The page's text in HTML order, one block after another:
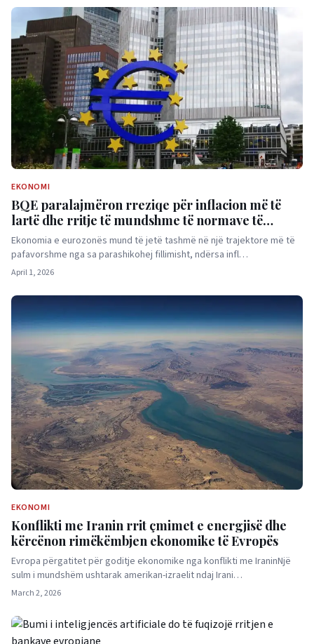
EKONOMI
BQE paralajmëron rreziqe për inflacion më të
lartë dhe rritje të mundshme të normave të
interesit
Ekonomia e eurozonës mund të jetë tashmë në një trajektore më të
pafavorshme nga sa parashikohej fillimisht, ndërsa infl…
April 1, 2026
EKONOMI
Konflikti me Iranin rrit çmimet e energjisë dhe
kërcënon rimëkëmbjen ekonomike të Evropës
Evropa përgatitet për goditje ekonomike nga konflikti me IraninNjë
sulm i mundshëm ushtarak amerikan-izraelit ndaj Irani…
March 2, 2026